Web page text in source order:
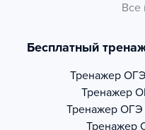
Все
Бесплатный
Тренажер
Тренажер
Тренажер ОГЭ
Тренажер